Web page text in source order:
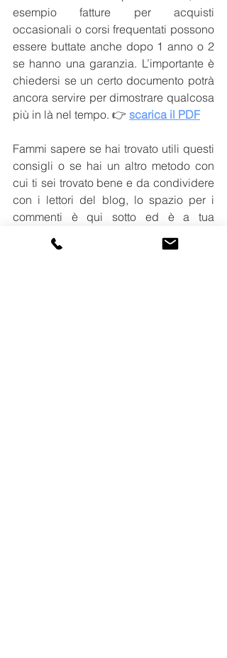
esempio fatture per acquisti
occasionali o corsi frequentati possono
essere buttate anche dopo 1 anno o 2
se hanno una garanzia. L’importante è
chiedersi se un certo documento potrà
ancora servire per dimostrare qualcosa
più in là nel tempo. 👉 scarica il PDF
Fammi sapere se hai trovato utili questi
consigli o se hai un altro metodo con
cui ti sei trovato bene e da condividere
con i lettori del blog, lo spazio per i
commenti è qui sotto ed è a tua
disposizione.